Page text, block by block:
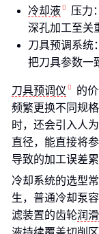
冷却液
压力
深孔加工至关
刀具预调系统
把刀具参数一
刀具预调仪
的
频繁更换不同规
时，还会引入人
直径，能直接将
导致的加工误差累
冷却系统的选型
生，普通冷却泵
滤装置的齿轮润